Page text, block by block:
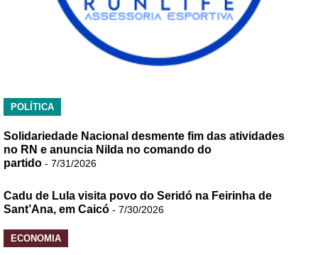
POLÍTICA
Solidariedade Nacional desmente fim das atividades
no RN e anuncia Nilda no comando do
partido - 7/31/2026
Cadu de Lula visita povo do Seridó na Feirinha de
Sant’Ana, em Caicó - 7/30/2026
ECONOMIA